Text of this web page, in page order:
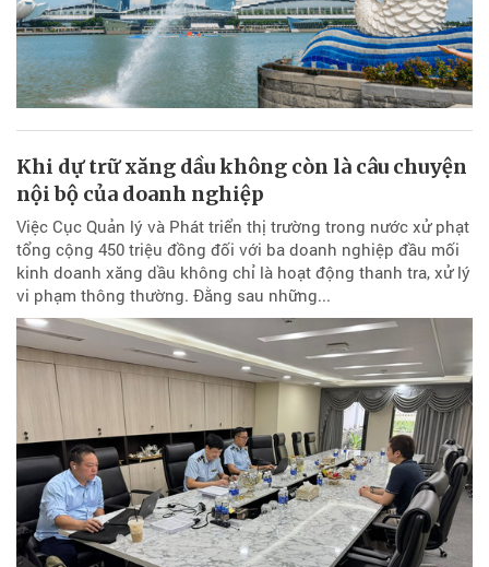
Khi dự trữ xăng dầu không còn là câu chuyện
nội bộ của doanh nghiệp
Việc Cục Quản lý và Phát triển thị trường trong nước xử phạt
tổng cộng 450 triệu đồng đối với ba doanh nghiệp đầu mối
kinh doanh xăng dầu không chỉ là hoạt động thanh tra, xử lý
vi phạm thông thường. Đằng sau những...